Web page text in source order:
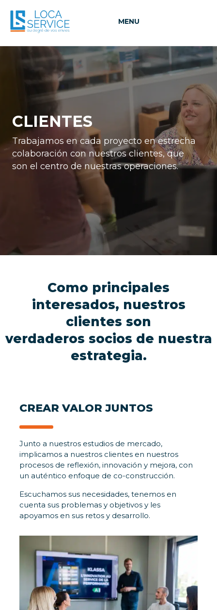
MENU
CLIENTES
Trabajamos en cada proyecto en estrecha
colaboración con nuestros clientes, que
son el centro de nuestras operaciones.
Como principales
interesados, nuestros
clientes son
verdaderos socios de nuestra
estrategia.
CREAR VALOR JUNTOS
Junto a nuestros estudios de mercado,
implicamos a nuestros clientes en nuestros
procesos de reflexión, innovación y mejora, con
un auténtico enfoque de co-construcción.
Escuchamos sus necesidades, tenemos en
cuenta sus problemas y objetivos y les
apoyamos en sus retos y desarrollo.